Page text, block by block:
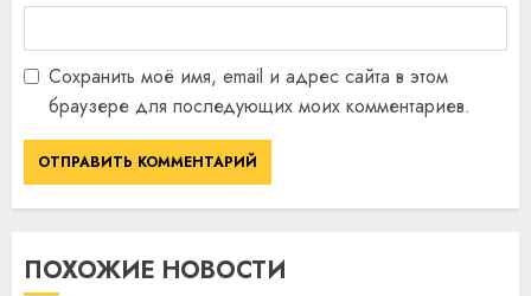
Сохранить моё имя, email и адрес сайта в этом
браузере для последующих моих комментариев.
ПОХОЖИЕ НОВОСТИ